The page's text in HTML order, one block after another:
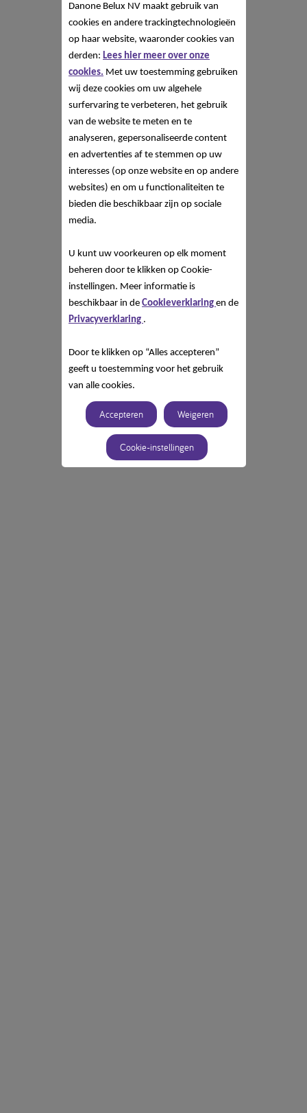
Danone Belux NV maakt gebruik van
cookies en andere trackingtechnologieën
op haar website, waaronder cookies van
derden: Lees hier meer over onze
cookies. Met uw toestemming gebruiken
wij deze cookies om uw algehele
surfervaring te verbeteren, het gebruik
van de website te meten en te
analyseren, gepersonaliseerde content
en advertenties af te stemmen op uw
interesses (op onze website en op andere
websites) en om u functionaliteiten te
bieden die beschikbaar zijn op sociale
media.
U kunt uw voorkeuren op elk moment
beheren door te klikken op Cookie-
instellingen. Meer informatie is
beschikbaar in de Cookieverklaring en de
Privacyverklaring .
Door te klikken op “Alles accepteren”
geeft u toestemming voor het gebruik
van alle cookies.
Accepteren Weigeren
Cookie-instellingen